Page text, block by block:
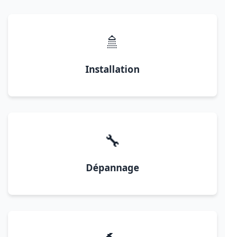
🚿
Installation
🔧
Dépannage